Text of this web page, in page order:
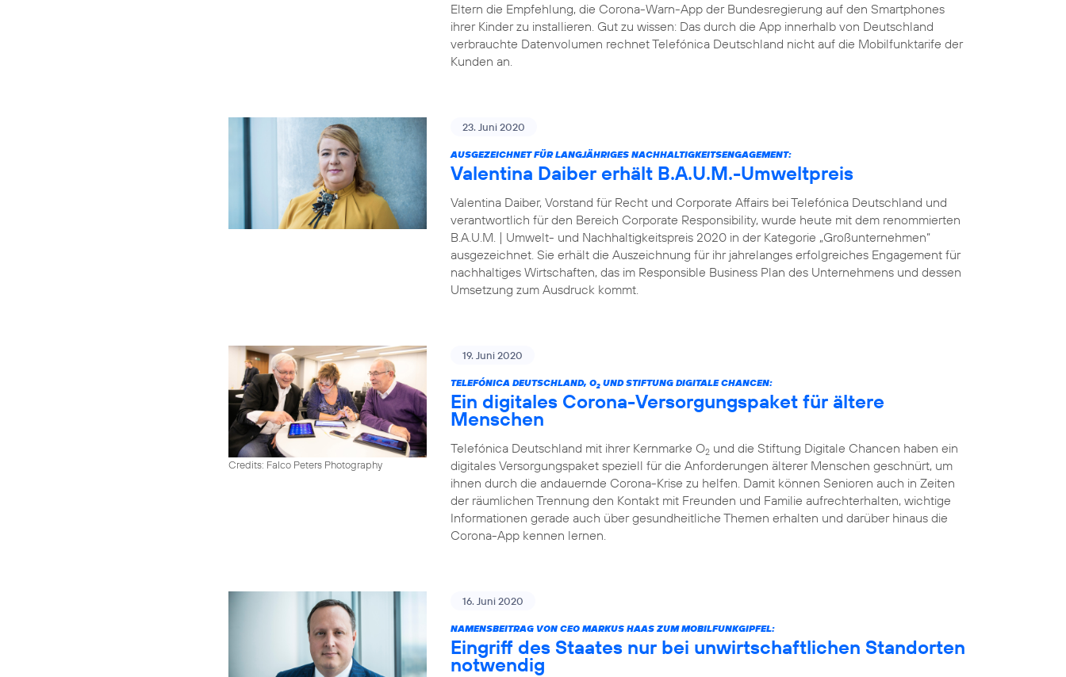
Eltern die Empfehlung, die Corona-Warn-App der Bundesregierung auf den Smartphones
ihrer Kinder zu installieren. Gut zu wissen: Das durch die App innerhalb von Deutschland
verbrauchte Datenvolumen rechnet Telefónica Deutschland nicht auf die Mobilfunktarife der
Kunden an.
23. Juni 2020
AUSGEZEICHNET FÜR LANGJÄHRIGES NACHHALTIGKEITSENGAGEMENT:
Valentina Daiber erhält B.A.U.M.-Umweltpreis
Valentina Daiber, Vorstand für Recht und Corporate Affairs bei Telefónica Deutschland und
verantwortlich für den Bereich Corporate Responsibility, wurde heute mit dem renommierten
B.A.U.M. | Umwelt- und Nachhaltigkeitspreis 2020 in der Kategorie „Großunternehmen“
ausgezeichnet. Sie erhält die Auszeichnung für ihr jahrelanges erfolgreiches Engagement für
nachhaltiges Wirtschaften, das im Responsible Business Plan des Unternehmens und dessen
Umsetzung zum Ausdruck kommt.
Credits: Falco Peters Photography
19. Juni 2020
TELEFÓNICA DEUTSCHLAND, O2 UND STIFTUNG DIGITALE CHANCEN:
Ein digitales Corona-Versorgungspaket für ältere
Menschen
Telefónica Deutschland mit ihrer Kernmarke O2 und die Stiftung Digitale Chancen haben ein
digitales Versorgungspaket speziell für die Anforderungen älterer Menschen geschnürt, um
ihnen durch die andauernde Corona-Krise zu helfen. Damit können Senioren auch in Zeiten
der räumlichen Trennung den Kontakt mit Freunden und Familie aufrechterhalten, wichtige
Informationen gerade auch über gesundheitliche Themen erhalten und darüber hinaus die
Corona-App kennen lernen.
16. Juni 2020
NAMENSBEITRAG VON CEO MARKUS HAAS ZUM MOBILFUNKGIPFEL:
Eingriff des Staates nur bei unwirtschaftlichen Standorten
notwendig